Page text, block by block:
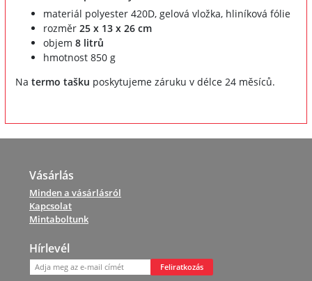
materiál polyester 420D, gelová vložka, hliníková fólie
rozměr 25 x 13 x 26 cm
objem 8 litrů
hmotnost 850 g
Na termo tašku poskytujeme záruku v délce 24 měsíců.
Vásárlás
Minden a vásárlásról
Kapcsolat
Mintaboltunk
Hírlevél
Feliratkozás